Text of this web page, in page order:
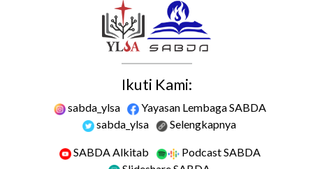
Ikuti Kami:
sabda_ylsa
Yayasan Lembaga SABDA
sabda_ylsa
Selengkapnya
SABDA Alkitab
Podcast SABDA